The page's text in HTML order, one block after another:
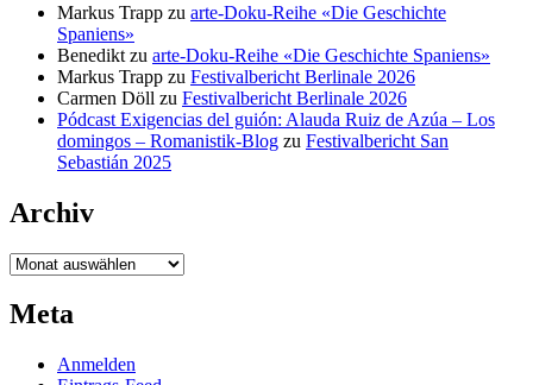
Markus Trapp zu arte-Doku-Reihe «Die Geschichte
Spaniens»
Benedikt zu arte-Doku-Reihe «Die Geschichte Spaniens»
Markus Trapp zu Festivalbericht Berlinale 2026
Carmen Döll zu Festivalbericht Berlinale 2026
Pódcast Exigencias del guión: Alauda Ruiz de Azúa – Los
domingos – Romanistik-Blog zu Festivalbericht San
Sebastián 2025
Archiv
Archiv
Meta
Anmelden